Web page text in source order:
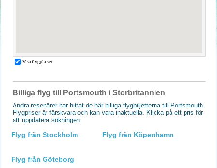
Billiga flyg till Portsmouth i Storbritannien
Andra resenärer har hittat de här billiga flygbiljetterna till Portsmouth.
Flygpriser är färskvara och kan vara inaktuella. Klicka på ett pris för
att uppdatera sökningen.
Flyg från Stockholm Flyg från Köpenhamn
Flyg från Göteborg